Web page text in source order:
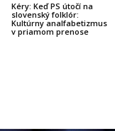
Kéry: Keď PS útočí na
slovenský folklór:
Kultúrny analfabetizmus
v priamom prenose